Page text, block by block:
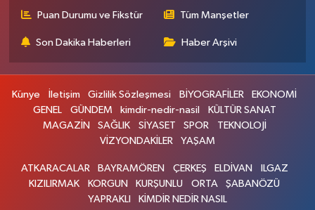
Puan Durumu ve Fikstür Tüm Manşetler
Son Dakika Haberleri Haber Arşivi
Künye İletişim Gizlilik Sözleşmesi BİYOGRAFİLER
EKONOMİ
GENEL
GÜNDEM kimdir-nedir-nasil
KÜLTÜR SANAT
MAGAZİN
SAĞLIK SİYASET SPOR
TEKNOLOJİ
VİZYONDAKİLER
YAŞAM
ATKARACALAR BAYRAMÖREN ÇERKEŞ ELDİVAN
ILGAZ
KIZILIRMAK
KORGUN KURŞUNLU ORTA
ŞABANÖZÜ
YAPRAKLI
KİMDİR NEDİR NASIL